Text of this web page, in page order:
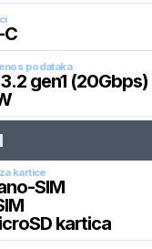
C
podataka
3.2 gen1 (20Gbps)
kartice
SIM
kartica